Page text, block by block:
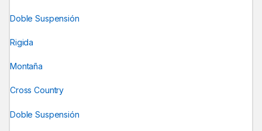
Doble Suspensión
Rigida
Montaña
Cross Country
Doble Suspensión